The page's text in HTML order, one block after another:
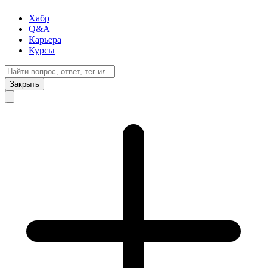
Хабр
Q&A
Карьера
Курсы
Закрыть